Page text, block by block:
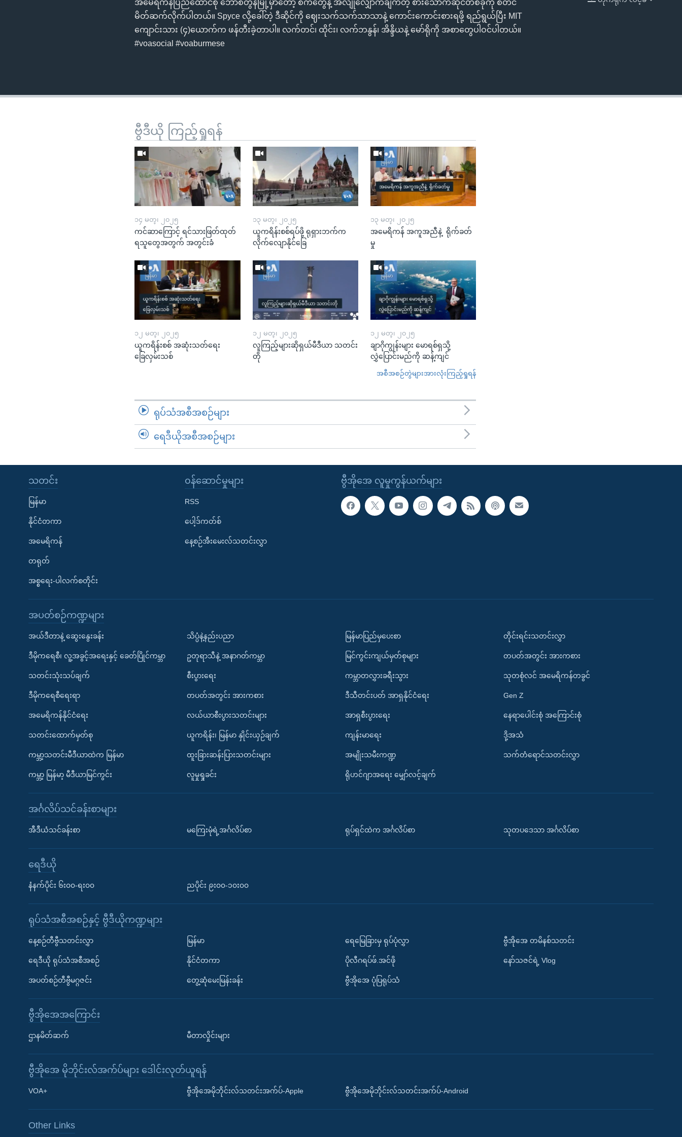
Learning English
ဗွီအိုအေ လူမှုကွန်ယက်များ
ဘာသာစကားများ
EMBED
အမေရိကန်ပြည်ထောင်စု ဘောစတွန်မြို့မှာတော့ စက်တွေနဲ့ အလျိုလျှောက်ချက်တဲ့ စားသောက်ဆိုင်တစ်ခုကို စတင်
မိတ်ဆက်လိုက်ပါတယ်။ Spyce လို့ခေါ်တဲ့ ဒီဆိုင်ကို ဈေးသက်သက်သာသာနဲ့ ကောင်းကောင်းစားရဖို့ ရည်ရွယ်ပြီး MIT
ကျောင်းသား (၄)ယောက်က ဖန်တီးခဲ့တာပါ။ လက်တင်၊ ထိုင်း၊ လက်ဘနွန်၊ အိန္ဒိယနဲ့ မော်ရိုကို အစာတွေပါဝင်ပါတယ်။
#voasocial #voaburmese
ဗွီဒီယို ကြည့်ရှုရန်
၁၄ မတ္၊ ၂၀၂၅
ကင်ဆာကြောင့် ရင်သားဖြတ်ထုတ်
ရသူတွေအတွက် အတွင်းခံ
၁၃ မတ္၊ ၂၀၂၅
ယူကရိန်းစစ်ရပ်ဖို့ ရုရှားဘက်က
လိုက်လျောနိုင်ခြေ
၁၃ မတ္၊ ၂၀၂၅
အမေရိကန် အကူအညီနဲ့ ရိုက်ခတ်
မှု
၁၂ မတ္၊ ၂၀၂၅
ယူကရိန်းစစ် အဆုံးသတ်ရေး
ခြေလှမ်းသစ်
၁၂ မတ္၊ ၂၀၂၅
လူကြည့်များဆိုရှယ်မီဒီယာ သတင်း
တို
၁၂ မတ္၊ ၂၀၂၅
ချာဂိုကျွန်းများ မောရစ်ရှသို့
လွှဲပြောင်းမည်ကို ဆန့်ကျင်
အစီအစဉ်တွဲများအားလုံးကြည့်ရှုရန်
ရုပ်သံအစီအစဉ်များ
ရေဒီယိုအစီအစဉ်များ
ဗွီအိုအေ လူမှုကွန်ယက်များ
သတင်း
မြန်မာ
နိုင်ငံတကာ
အမေရိကန်
တရုတ်
အစ္စရေး-ပါလက်စတိုင်း
၀န်ဆောင်မှုများ
RSS
ပေါ့ဒ်ကတ်စ်
နေ့စဉ်အီးမေးလ်သတင်းလွှာ
အပတ်စဉ်ကဏ္ဍများ
အယ်ဒီတာနဲ့ ဆွေးနွေးခန်း
ဒီမိုကရေစီ၊ လူ့အခွင့်အရေးနှင့် ခေတ်ပြိုင်ကမ္ဘာ
သတင်းသုံးသပ်ချက်
ဒီမိုကရေစီရေးရာ
အမေရိကန်နိုင်ငံရေး
သတင်းထောက်မှတ်စု
ကမ္ဘာ့သတင်းမီဒီယာထဲက မြန်မာ
ကမ္ဘာ့ မြန်မာ့ မီဒီယာမြင်ကွင်း
သိပ္ပံနဲ့နည်းပညာ
ဥတုရာသီနဲ့ အနာဂတ်ကမ္ဘာ
စီးပွားရေး
တပတ်အတွင်း အားကစား
လယ်ယာစီးပွားသတင်းများ
ယူကရိန်း၊ မြန်မာ နှိုင်းယှဉ်ချက်
ထူးခြားဆန်းပြားသတင်းများ
လူမှုရှုခင်း
မြန်မာပြည်မှပေးစာ
မြင်ကွင်းကျယ်မှတ်စုများ
ကမ္ဘာတလွှားခရီးသွား
ဒီသီတင်းပတ် အာရှနိုင်ငံရေး
အာရှစီးပွားရေး
ကျန်းမာရေး
အမျိုးသမီးကဏ္ဍ
ရိုဟင်ဂျာအရေး မျှော်လင့်ချက်
တိုင်းရင်းသတင်းလွှာ
တပတ်အတွင်း အားကစား
သုတစုံလင် အမေရိကန်တခွင်
Gen Z
နေရာပေါင်းစုံ အကြောင်းစုံ
ဒို့အသံ
သက်တံရောင်သတင်းလွှာ
အင်္ဂလိပ်သင်ခန်းစာများ
အီဒီယံသင်ခန်းစာ မကြေးမုံရဲ့အင်္ဂလိပ်စာ ရုပ်ရှင်ထဲက အင်္ဂလိပ်စာ သုတပဒေသာ အင်္ဂလိပ်စာ
ရေဒီယို
နံနက်ပိုင်း ၆း၀၀-ရး၀၀ ညပိုင်း ၉း၀၀-၁၀း၀၀
ရုပ်သံအစီအစဉ်နှင့် ဗွီဒီယိုကဏ္ဍများ
နေ့စဉ်တီဗွီသတင်းလွှာ
ရေဒီယို ရုပ်သံအစီအစဉ်
အပတ်စဉ်တီဗွီမဂ္ဂဇင်း
မြန်မာ
နိုင်ငံတကာ
တွေ့ဆုံမေးမြန်းခန်း
ရေမြေခြားမှ ရုပ်ပုံလွှာ
ပိုလီဂရပ်ဖ်.အင်ဖို
ဗွီအိုအေ ပုံပြရုပ်သံ
ဗွီအိုအေ တမိနစ်သတင်း
နော်သဇင်ရဲ့ Vlog
ဗွီအိုအေအကြောင်း
ဌာနမိတ်ဆက် မီတာလှိုင်းများ
ဗွီအိုအေ မိုဘိုင်းလ်အက်ပ်များ ဒေါင်းလုတ်ယူရန်
VOA+ ဗွီအိုအေမိုဘိုင်းလ်သတင်းအက်ပ်-Apple ဗွီအိုအေမိုဘိုင်းလ်သတင်းအက်ပ်-Android
Other Links